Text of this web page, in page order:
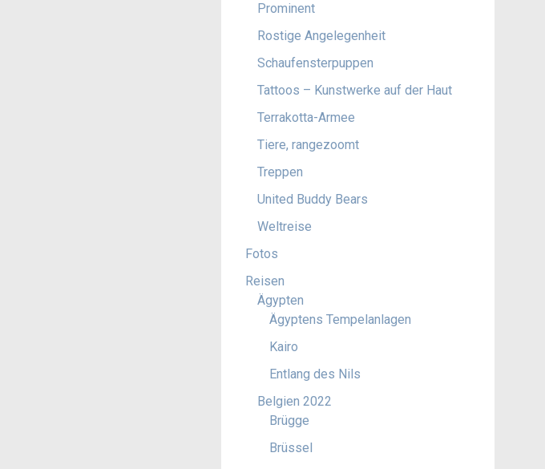
Prominent
Rostige Angelegenheit
Schaufensterpuppen
Tattoos – Kunstwerke auf der Haut
Terrakotta-Armee
Tiere, rangezoomt
Treppen
United Buddy Bears
Weltreise
Fotos
Reisen
Ägypten
Ägyptens Tempelanlagen
Kairo
Entlang des Nils
Belgien 2022
Brügge
Brüssel